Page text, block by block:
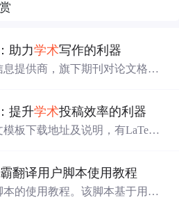
助力学术写作的利器
提供商，旗下期刊对论文格式
内容等特点，能助力论文撰写
提升学术投稿效率的利器
板下载地址及说明，有LaTeX
效的特点，可提高投稿成功
翻译用户脚本使用教程
的使用教程。该脚本基于用户